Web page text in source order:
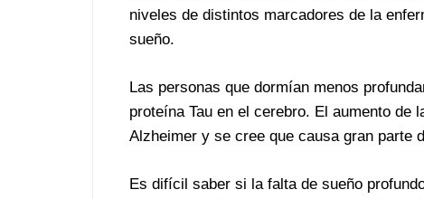
niveles de distintos marcadores de la
sueño.
Las personas que dormían menos
proteína Tau en el cerebro. El aumento de
Alzheimer y se cree que causa gran parte
Es difícil saber si la falta de sueño